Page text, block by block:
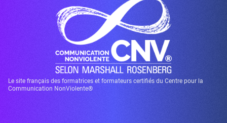
Le site français des formatrices et formateurs certifiés du Centre pour la
Communication NonViolente®